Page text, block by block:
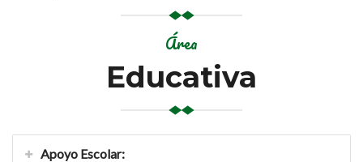
Área
Educativa
Apoyo Escolar: